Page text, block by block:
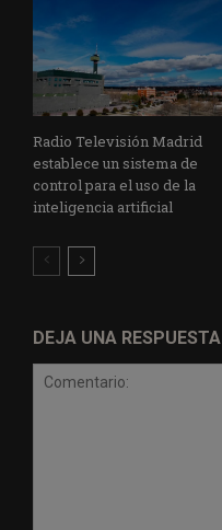
Radio Televisión Madrid
establece un sistema de
control para el uso de la
inteligencia artificial
DEJA UNA RESPUESTA